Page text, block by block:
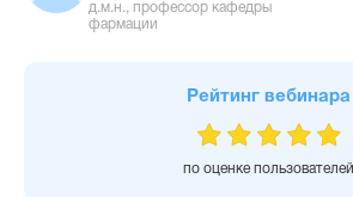
д.м.н., профессор кафедры
фармации
Рейтинг вебинара
по оценке пользователей